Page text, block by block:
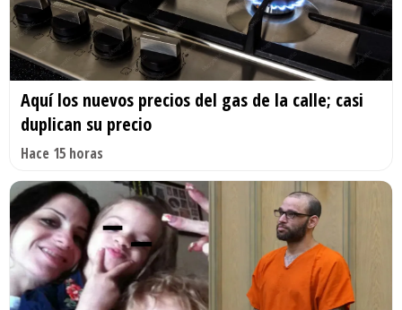
Aquí los nuevos precios del gas de la calle; casi
duplican su precio
Hace 15 horas